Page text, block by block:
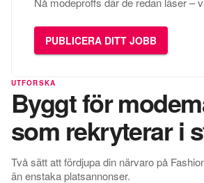
PUBLICERA DITT JOBB
UTFORSKA
Byggt för
som rekryterar i
Två sätt att fördjupa din närvaro på
än enstaka platsannonser.